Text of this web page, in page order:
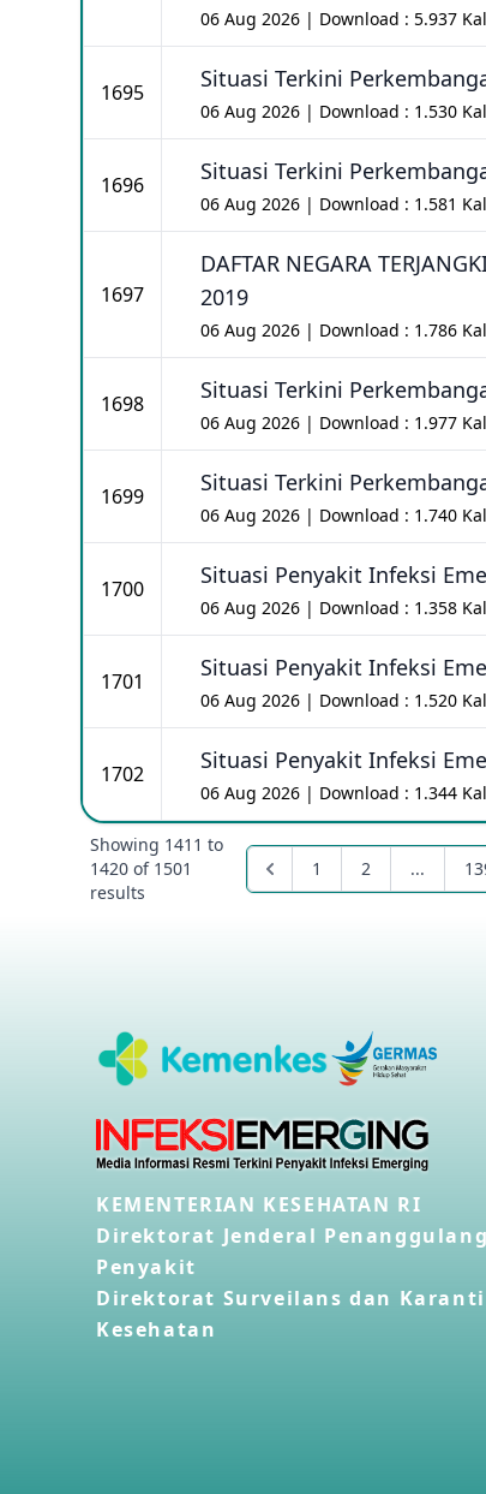
06 Aug 2026 | Download : 5.937
1695 Situasi Terkini
06 Aug 2026 | Download : 1.530
1696 Situasi Terkini
06 Aug 2026 | Download : 1.581
1697
DAFTAR NEGARA
2019
06 Aug 2026 | Download : 1.786
1698 Situasi Terkini
06 Aug 2026 | Download : 1.977
1699 Situasi Terkini
06 Aug 2026 | Download : 1.740
1700 Situasi Penyakit Infeksi
06 Aug 2026 | Download : 1.358
1701 Situasi Penyakit Infeksi
06 Aug 2026 | Download : 1.520
1702 Situasi Penyakit Infeksi
06 Aug 2026 | Download : 1.344
Showing 1411 to
1420 of 1501
results
1 2 ...
KEMENTERIAN KESEHATAN RI
Direktorat Jenderal
Penyakit
Direktorat Surveilans dan
Kesehatan